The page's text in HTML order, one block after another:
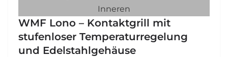
WMF Lono – Kontaktgrill mit
stufenloser Temperaturregelung
und Edelstahlgehäuse